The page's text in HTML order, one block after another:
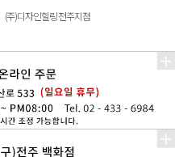
(주)디자인힐링 전주지점